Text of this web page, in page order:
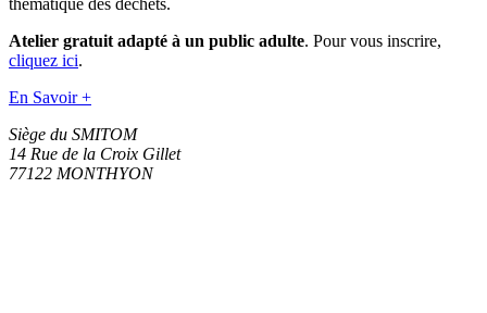
Atelier gratuit adapté à un public adulte. Pour vous inscrire,
cliquez ici.
En Savoir +
Siège du SMITOM
14 Rue de la Croix Gillet
77122 MONTHYON